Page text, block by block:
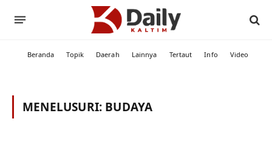
Beranda Topik Daerah Lainnya Tertaut Info Video
MENELUSURI: BUDAYA